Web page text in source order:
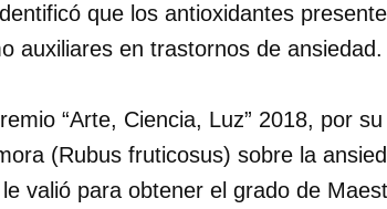
que los antioxidantes
auxiliares en trastornos de ansiedad.
“Arte, Ciencia, Luz” 2018, por
(Rubus fruticosus) sobre la
valió para obtener el grado de